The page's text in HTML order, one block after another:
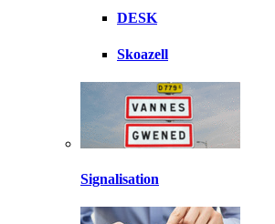
DESK
Skoazell
Signalisation